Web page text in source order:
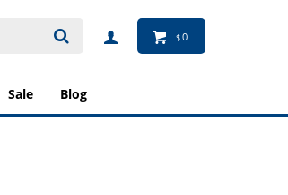
sale blog
$0